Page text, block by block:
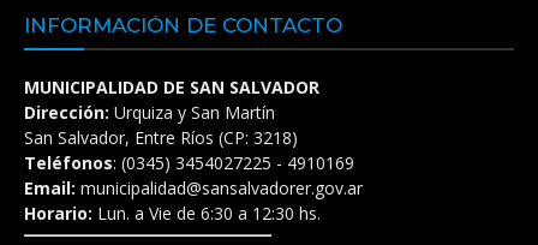
INFORMACIÓN DE CONTACTO
MUNICIPALIDAD DE SAN SALVADOR
Dirección: Urquiza y San Martín
San Salvador, Entre Ríos (CP: 3218)
Teléfonos: (0345) 3454027225 - 4910169
Email: municipalidad@sansalvadorer.gov.ar
Horario: Lun. a Vie de 6:30 a 12:30 hs.